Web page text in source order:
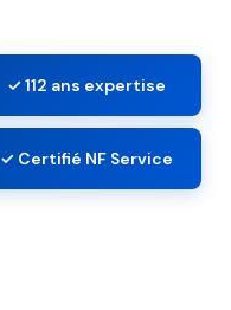
✓ 112 ans expertise
✓ Certifié NF Service